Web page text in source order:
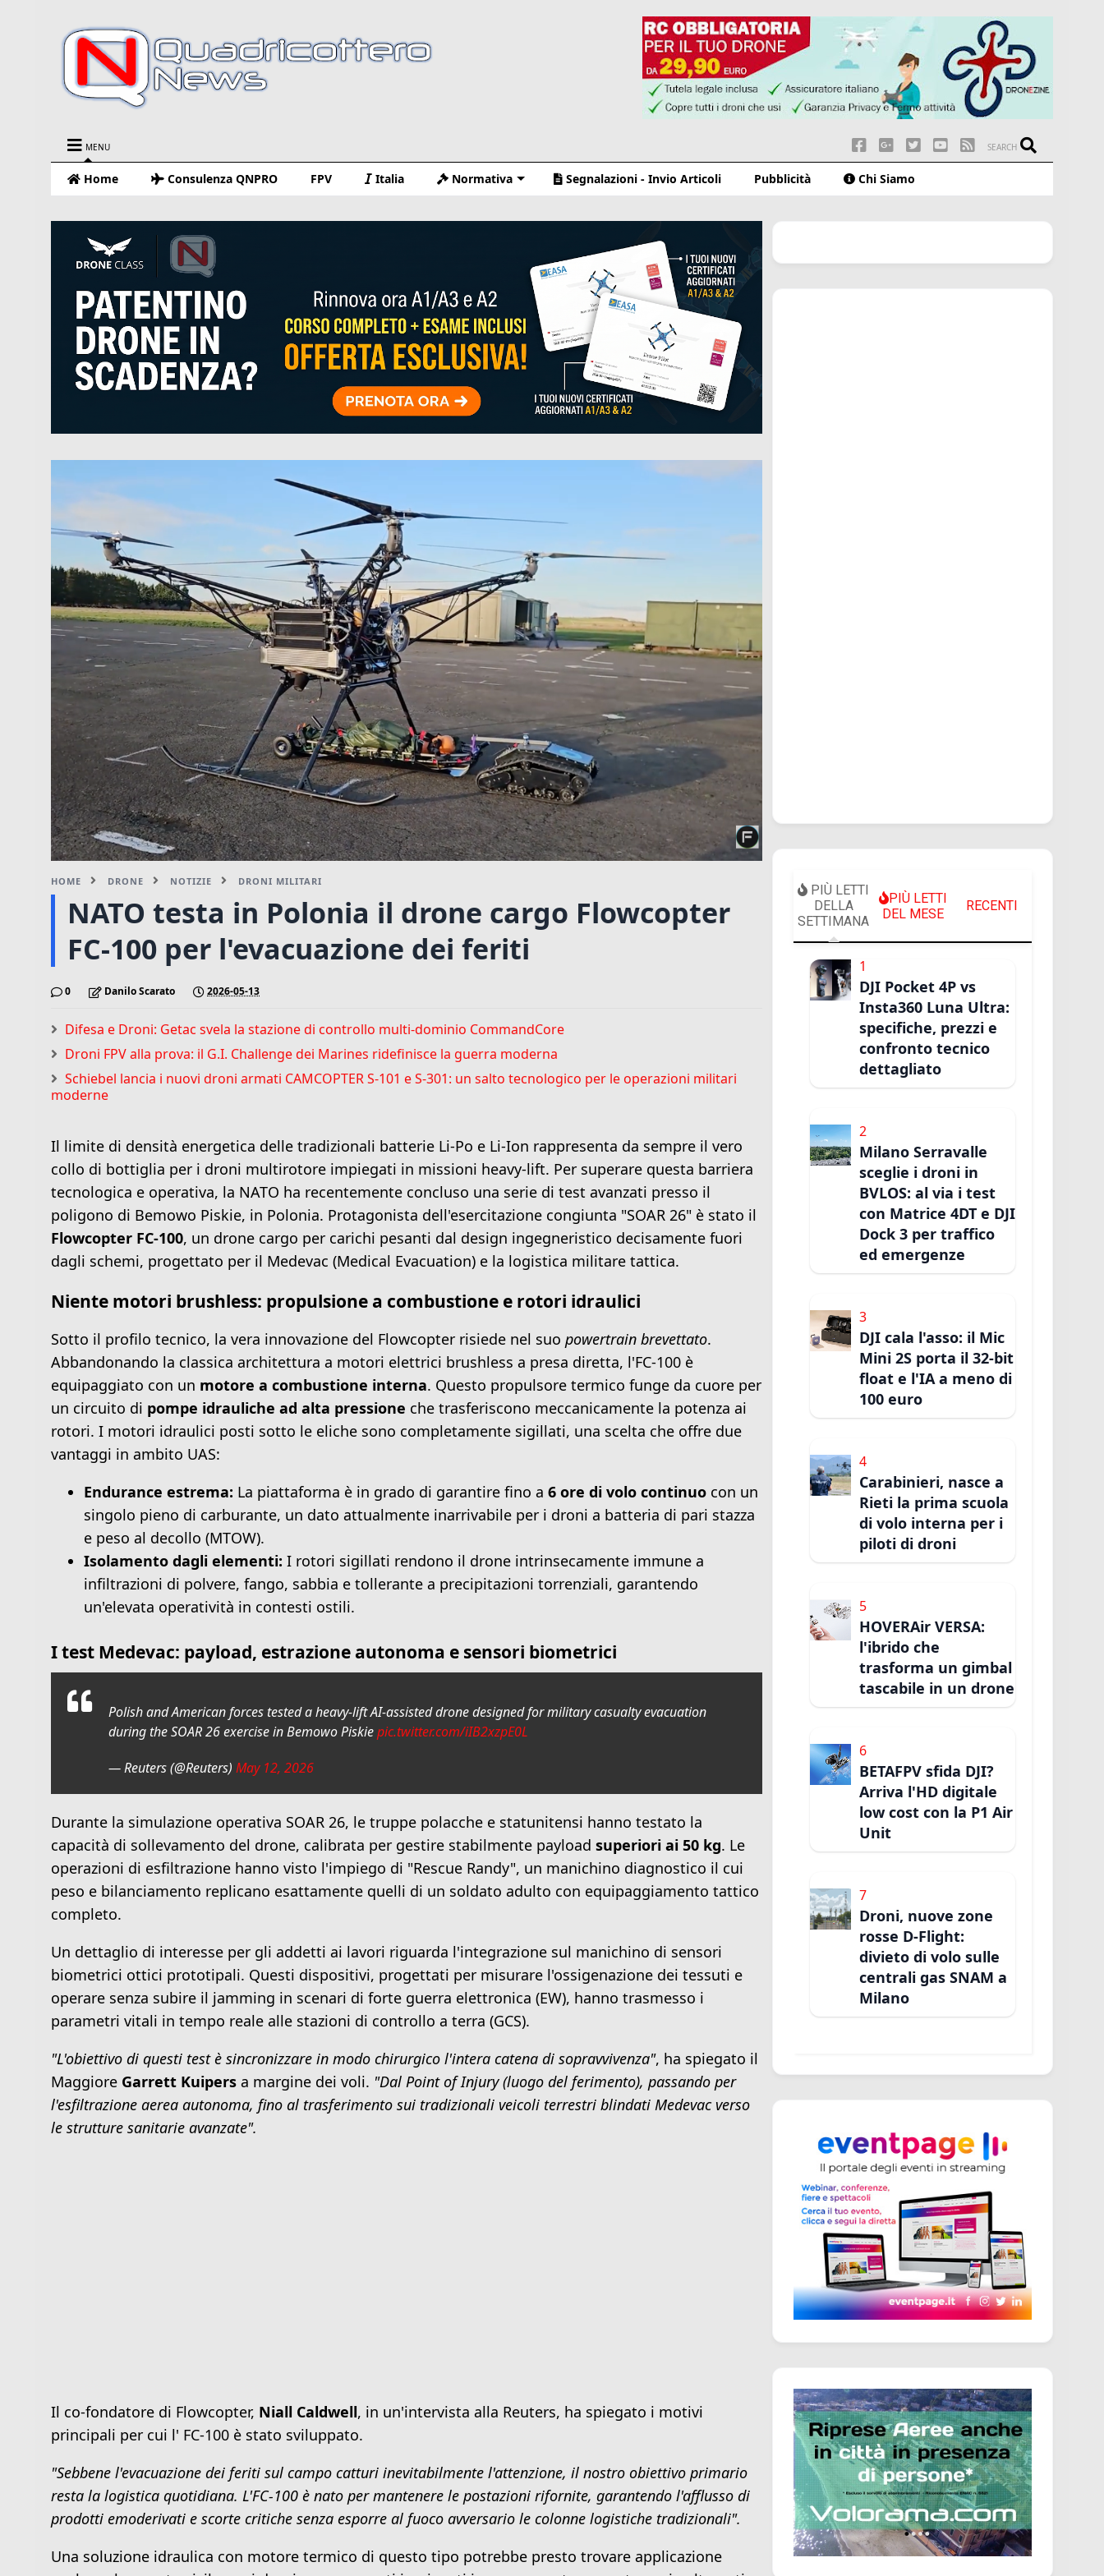
MENU SEARCH
Home Consulenza QNPRO FPV Italia Normativa Segnalazioni - Invio Articoli Pubblicità Chi Siamo
HOME DRONE NOTIZIE DRONI MILITARI
NATO testa in Polonia il drone cargo Flowcopter
FC-100 per l'evacuazione dei feriti
0 Danilo Scarato 2026-05-13
Difesa e Droni: Getac svela la stazione di controllo multi-dominio CommandCore
Droni FPV alla prova: il G.I. Challenge dei Marines ridefinisce la guerra moderna
Schiebel lancia i nuovi droni armati CAMCOPTER S-101 e S-301: un salto tecnologico per le operazioni militari
moderne
Il limite di densità energetica delle tradizionali batterie Li-Po e Li-Ion rappresenta da sempre il vero
collo di bottiglia per i droni multirotore impiegati in missioni heavy-lift. Per superare questa barriera
tecnologica e operativa, la NATO ha recentemente concluso una serie di test avanzati presso il
poligono di Bemowo Piskie, in Polonia. Protagonista dell'esercitazione congiunta "SOAR 26" è stato il
Flowcopter FC-100, un drone cargo per carichi pesanti dal design ingegneristico decisamente fuori
dagli schemi, progettato per il Medevac (Medical Evacuation) e la logistica militare tattica.
Niente motori brushless: propulsione a combustione e rotori idraulici
Sotto il profilo tecnico, la vera innovazione del Flowcopter risiede nel suo powertrain brevettato.
Abbandonando la classica architettura a motori elettrici brushless a presa diretta, l'FC-100 è
equipaggiato con un motore a combustione interna. Questo propulsore termico funge da cuore per
un circuito di pompe idrauliche ad alta pressione che trasferiscono meccanicamente la potenza ai
rotori. I motori idraulici posti sotto le eliche sono completamente sigillati, una scelta che offre due
vantaggi in ambito UAS:
Endurance estrema: La piattaforma è in grado di garantire fino a 6 ore di volo continuo con un
singolo pieno di carburante, un dato attualmente inarrivabile per i droni a batteria di pari stazza
e peso al decollo (MTOW).
Isolamento dagli elementi: I rotori sigillati rendono il drone intrinsecamente immune a
infiltrazioni di polvere, fango, sabbia e tollerante a precipitazioni torrenziali, garantendo
un'elevata operatività in contesti ostili.
I test Medevac: payload, estrazione autonoma e sensori biometrici
Polish and American forces tested a heavy-lift AI-assisted drone designed for military casualty evacuation
during the SOAR 26 exercise in Bemowo Piskiepic.twitter.com/iIB2xzpE0L
— Reuters (@Reuters) May 12, 2026
Durante la simulazione operativa SOAR 26, le truppe polacche e statunitensi hanno testato la
capacità di sollevamento del drone, calibrata per gestire stabilmente payload superiori ai 50 kg. Le
operazioni di esfiltrazione hanno visto l'impiego di "Rescue Randy", un manichino diagnostico il cui
peso e bilanciamento replicano esattamente quelli di un soldato adulto con equipaggiamento tattico
completo.
Un dettaglio di interesse per gli addetti ai lavori riguarda l'integrazione sul manichino di sensori
biometrici ottici prototipali. Questi dispositivi, progettati per misurare l'ossigenazione dei tessuti e
operare senza subire il jamming in scenari di forte guerra elettronica (EW), hanno trasmesso i
parametri vitali in tempo reale alle stazioni di controllo a terra (GCS).
"L'obiettivo di questi test è sincronizzare in modo chirurgico l'intera catena di sopravvivenza", ha spiegato il
Maggiore Garrett Kuipers a margine dei voli. "Dal Point of Injury (luogo del ferimento), passando per
l'esfiltrazione aerea autonoma, fino al trasferimento sui tradizionali veicoli terrestri blindati Medevac verso
le strutture sanitarie avanzate".
Il co-fondatore di Flowcopter, Niall Caldwell, in un'intervista alla Reuters, ha spiegato i motivi
principali per cui l' FC-100 è stato sviluppato.
"Sebbene l'evacuazione dei feriti sul campo catturi inevitabilmente l'attenzione, il nostro obiettivo primario
resta la logistica quotidiana. L'FC-100 è nato per mantenere le postazioni rifornite, garantendo l'afflusso di
prodotti emoderivati e scorte critiche senza esporre al fuoco avversario le colonne logistiche tradizionali".
Una soluzione idraulica con motore termico di questo tipo potrebbe presto trovare applicazione
PIÙ LETTI
DELLA
SETTIMANA
PIÙ LETTI
DEL MESE
RECENTI
1
DJI Pocket 4P vs
Insta360 Luna Ultra:
specifiche, prezzi e
confronto tecnico
dettagliato
2
Milano Serravalle
sceglie i droni in
BVLOS: al via i test
con Matrice 4DT e DJI
Dock 3 per traffico
ed emergenze
3
DJI cala l'asso: il Mic
Mini 2S porta il 32-bit
float e l'IA a meno di
100 euro
4
Carabinieri, nasce a
Rieti la prima scuola
di volo interna per i
piloti di droni
5
HOVERAir VERSA:
l'ibrido che
trasforma un gimbal
tascabile in un drone
6
BETAFPV sfida DJI?
Arriva l'HD digitale
low cost con la P1 Air
Unit
7
Droni, nuove zone
rosse D-Flight:
divieto di volo sulle
centrali gas SNAM a
Milano